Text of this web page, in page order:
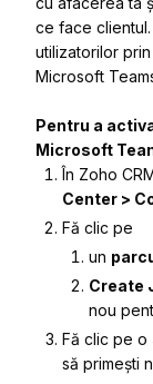
ce face
utilizatorilor
Microsoft
Pentru a
Microsoft
În Zoho
Center >
Fă clic pe
un
Create
nou
Fă clic pe o
să primești